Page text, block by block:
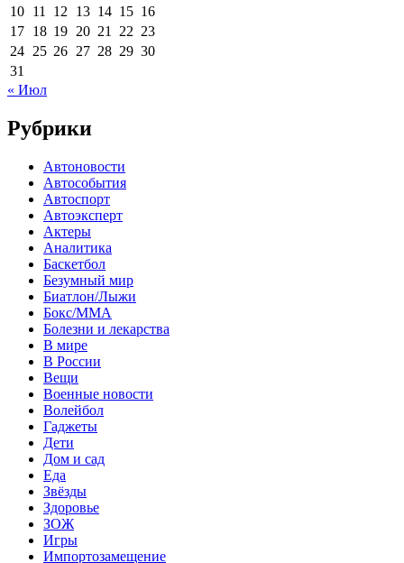
10 11 12 13 14 15 16
17 18 19 20 21 22 23
24 25 26 27 28 29 30
31
« Июл
Рубрики
Автоновости
Автособытия
Автоспорт
Автоэксперт
Актеры
Аналитика
Баскетбол
Безумный мир
Биатлон/Лыжи
Бокс/MMA
Болезни и лекарства
В мире
В России
Вещи
Военные новости
Волейбол
Гаджеты
Дети
Дом и сад
Еда
Звёзды
Здоровье
ЗОЖ
Игры
Импортозамещение